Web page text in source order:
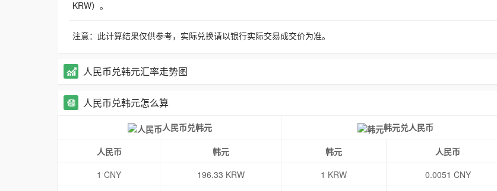
KRW）。
注意：此计算结果仅供参考，实际兑换请以银行实际交易成交价为准。
人民币兑韩元汇率走势图
人民币兑韩元怎么算
人民币兑韩元 韩元兑人民币
人民币 韩元 韩元
人民币
1 CNY
196.33 KRW 1 KRW
0.0051 CNY